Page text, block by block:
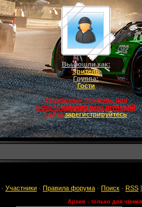
Вы вошли как:
Зритель
Группа:
Гости
Уважаемый Зритель, для
использования всех функций
сайтазарегистрируйтесь
· Участники · Правила форума · Поиск · RSS ]
Архив - только для чтения